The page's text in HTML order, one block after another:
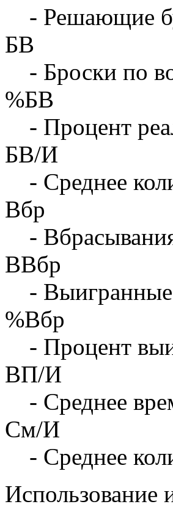
- Решающие
БВ
- Броски по
%БВ
- Процент
БВ/И
- Среднее
Вбр
-
ВВбр
-
%Вбр
- Процент
ВП/И
- Среднее
См/И
- Среднее
Использование